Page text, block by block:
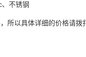
不锈钢
以具体详细的价格请拨